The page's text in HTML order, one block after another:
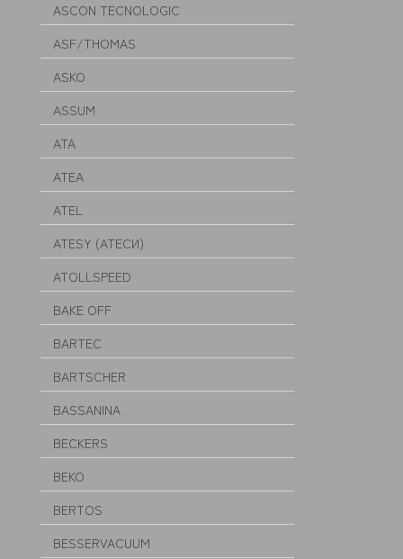
ASCON TECNOLOGIC
ASF/THOMAS
ASKO
ASSUM
ATA
ATEA
ATEL
ATESY (АТЕСИ)
ATOLLSPEED
BAKE OFF
BARTEC
BARTSCHER
BASSANINA
BECKERS
BEKO
BERTOS
BESSERVACUUM